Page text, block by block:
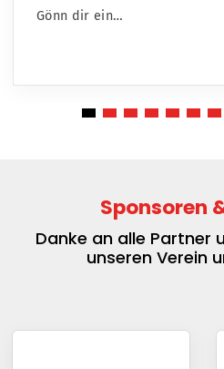
Sponsoren
Danke an alle Partner
unseren Verein